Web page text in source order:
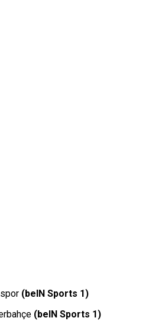
(beIN Sports 1)
(beIN Sports 1)